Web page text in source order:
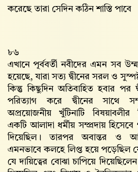
করেছে তারা সেদিন কঠিন শাস্তি পাবে
৮৬
এখানে পূর্ববর্তী নবীদের এমন সব
হয়েছে, যারা সত্য দ্বীনের সরল ও
কিন্তু কিছুদিন অতিবাহিত হবার পর
পরিত্যাগ করে দ্বীনের সাথে
অপ্রয়োজনীয় খুঁটিনাটি বিষয়াবলীর
একটি আলাদা ধর্মীয় সম্প্রদায়
দিয়েছিল। তারপর অবান্তর ও
এমনভাবে কলহে লিপ্ত হয়ে পড়েছিল
যে দায়িত্বের বোঝা চাপিয়ে